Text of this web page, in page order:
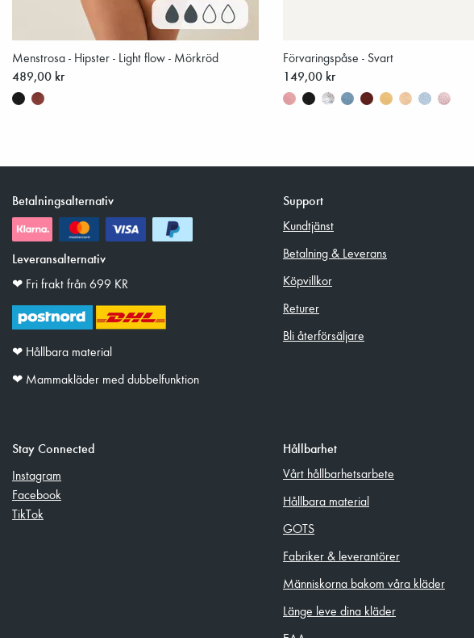
Menstrosa - Hipster - Light flow - Mörkröd
489,00 kr
Förvaringspåse - Svart
149,00 kr
Betalningsalternativ
Leveransalternativ
❤︎ Fri frakt från 699 KR
❤︎ Hållbara material
❤︎ Mammakläder med dubbelfunktion
Support
Kundtjänst
Betalning & Leverans
Köpvillkor
Returer
Bli återförsäljare
Stay Connected
Instagram
Facebook
TikTok
Hållbarhet
Vårt hållbarhetsarbete
Hållbara material
GOTS
Fabriker & leverantörer
Människorna bakom våra kläder
Länge leve dina kläder